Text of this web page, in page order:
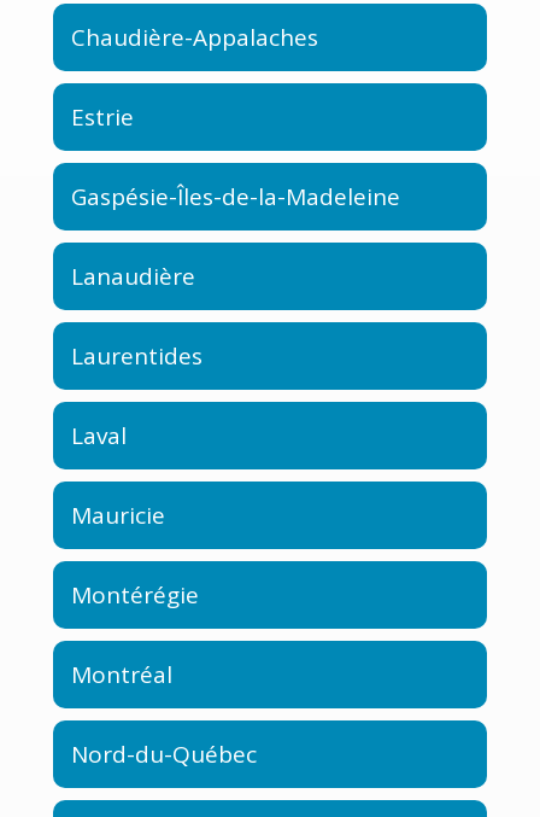
Chaudière-Appalaches
Estrie
Gaspésie-Îles-de-la-Madeleine
Lanaudière
Laurentides
Laval
Mauricie
Montérégie
Montréal
Nord-du-Québec